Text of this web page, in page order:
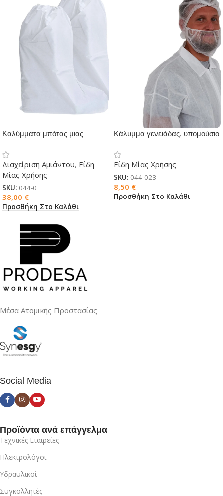
Καλύμματα μπότας μιας
Διαχείριση Αμιάντου, Είδη
Μίας Χρήσης
SKU: 044-0
38,00 €
Προσθήκη Στο Καλάθι
Κάλυμμα γενειάδας, υπομούσιο
Είδη Μίας Χρήσης
SKU: 044-023
8,50 €
Προσθήκη Στο Καλάθι
Μέσα Ατομικής Προστασίας
Social Media
Προϊόντα ανά επάγγελμα
Τεχνικές Εταιρείες
Ηλεκτρολόγοι
Υδραυλικοί
Συγκολλητές